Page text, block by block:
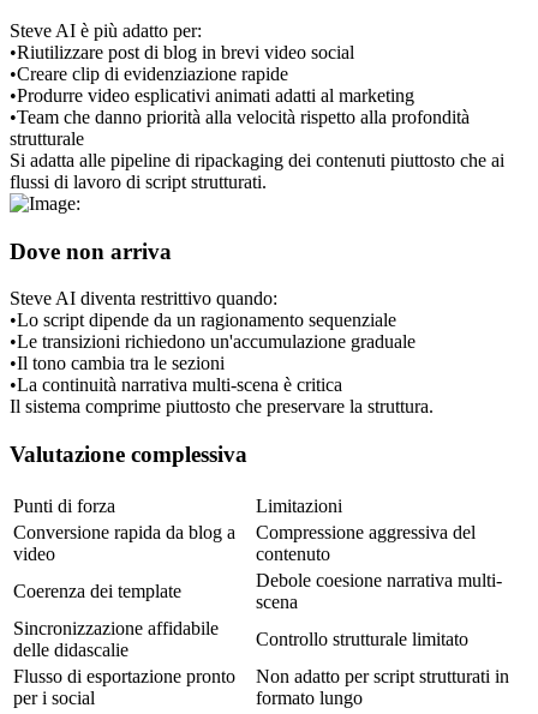
Steve AI è più adatto per:
•Riutilizzare post di blog in brevi video social
•Creare clip di evidenziazione rapide
•Produrre video esplicativi animati adatti al marketing
•Team che danno priorità alla velocità rispetto alla profondità
strutturale
Si adatta alle pipeline di ripackaging dei contenuti piuttosto che ai
flussi di lavoro di script strutturati.
Dove non arriva
Steve AI diventa restrittivo quando:
•Lo script dipende da un ragionamento sequenziale
•Le transizioni richiedono un'accumulazione graduale
•Il tono cambia tra le sezioni
•La continuità narrativa multi-scena è critica
Il sistema comprime piuttosto che preservare la struttura.
Valutazione complessiva
Punti di forza
Limitazioni
Conversione rapida da blog a
video
Compressione aggressiva del
contenuto
Coerenza dei template
Debole coesione narrativa multi-
scena
Sincronizzazione affidabile
delle didascalie
Controllo strutturale limitato
Flusso di esportazione pronto
per i social
Non adatto per script strutturati in
formato lungo